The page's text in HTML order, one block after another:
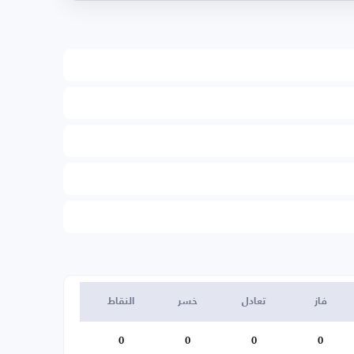
فاز تعادل خسر النقاط
0
0
0
0